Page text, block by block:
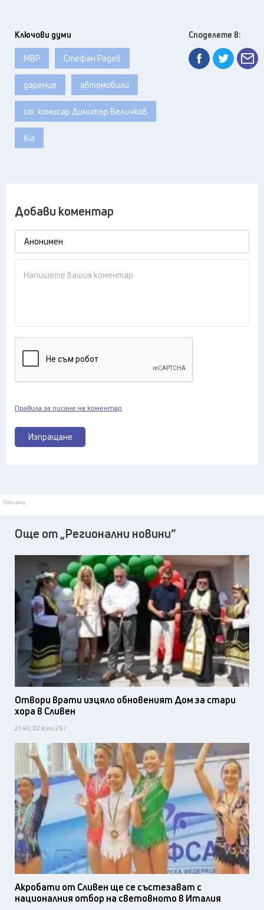
Ключови думи
МВР Стефан Радев
дарение автомобили
ст. комисар Димитър Величков
Kia
Споделете в:
Добави коментар
Изпращане
Правила за писане на коментар
Реклама
Още от „Регионални новини“
Отвори врати изцяло обновеният Дом за стари
хора в Сливен
21:40, 02 юли 26 /
Акробати от Сливен ще се състезават с
националния отбор на световното в Италия